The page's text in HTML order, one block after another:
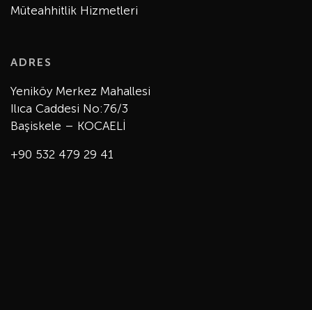
Müteahhitlik Hizmetleri
ADRES
Yeniköy Merkez Mahallesi
Ilıca Caddesi No:76/3
Başiskele – KOCAELİ
+90 532 479 29 41